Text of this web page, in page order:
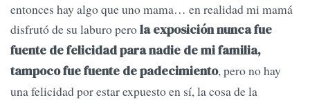
entonces hay algo que uno mama… en realidad mi mamá
disfrutó de su laburo perola exposición nunca fue
fuente de felicidad para nadie de mi familia,
tampoco fue fuente de padecimiento, pero no hay
una felicidad por estar expuesto en sí, la cosa de la